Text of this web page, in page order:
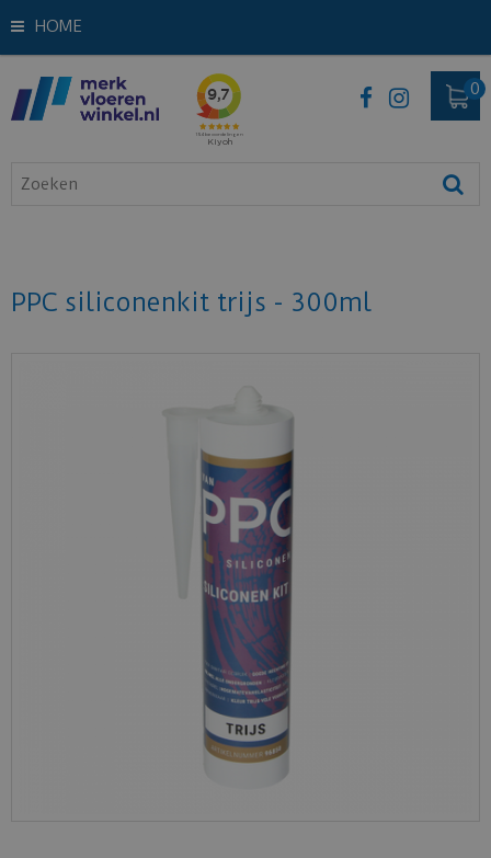
HOME
PPC siliconenkit trijs - 300ml